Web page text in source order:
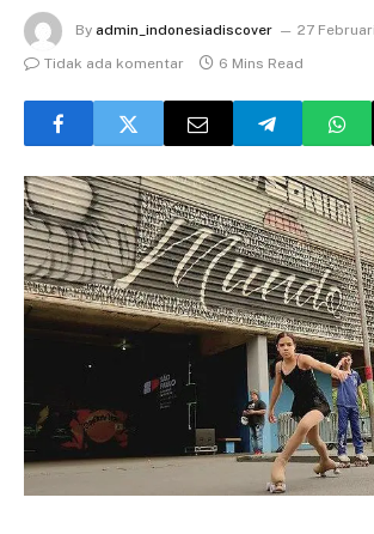
By admin_indonesiadiscover
27
Tidak ada komentar
6 Mins Read